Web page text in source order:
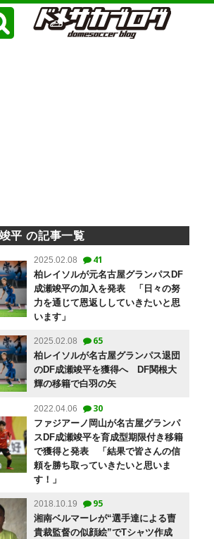
平 の記事一覧
2025.02.08 41
柏レイソルが元名古屋グランパスDF
成瀬竣平の加入を発表 「日々の努
力を通じて恩返ししていきたいと思
います」
2025.02.08 65
柏レイソルが名古屋グランパス退団
のDF成瀬竣平を獲得へ DF関根大
輝の移籍で白羽の矢
2022.04.06 30
ファジアーノ岡山が名古屋グランパ
スDF成瀬竣平を育成型期限付き移籍
で獲得と発表 「結果で皆さんの信
頼を勝ち取っていきたいと思いま
す！」
2018.10.19 95
湘南ベルマーレが“選手達による曺
貴裁監督の似顔絵”でTシャツ作成